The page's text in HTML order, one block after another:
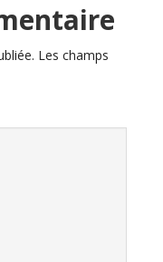
Les champs